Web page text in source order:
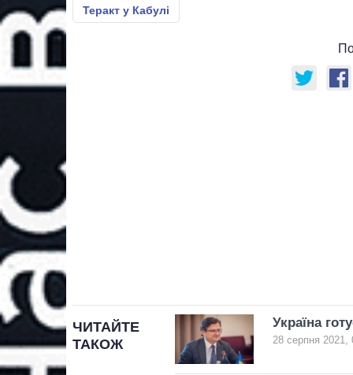
Теракт у Кабулі
ЧИТАЙТЕ
ТАКОЖ
Україна
28 серпня 2021,